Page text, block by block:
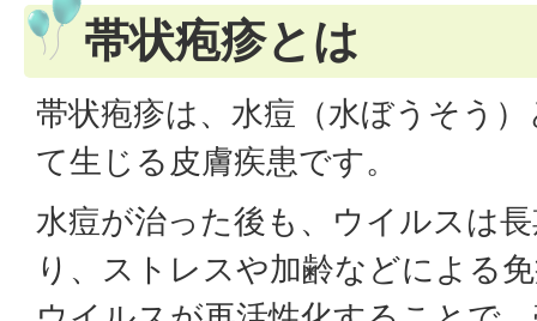
帯状疱疹とは
帯状疱疹は、水痘（水ぼうそう
て生じる皮膚疾患です。
水痘が治った後も、ウイルスは
り、ストレスや加齢などによる